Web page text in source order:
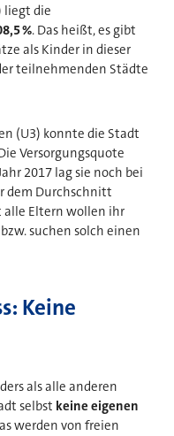
liegt die
%. Das heißt, es gibt
als Kinder in dieser
teilnehmenden Städte
(U3) konnte die Stadt
Versorgungsquote
2017 lag sie noch bei
dem Durchschnitt
alle Eltern wollen ihr
suchen solch einen
Keine
als alle anderen
selbst keine eigenen
werden von freien